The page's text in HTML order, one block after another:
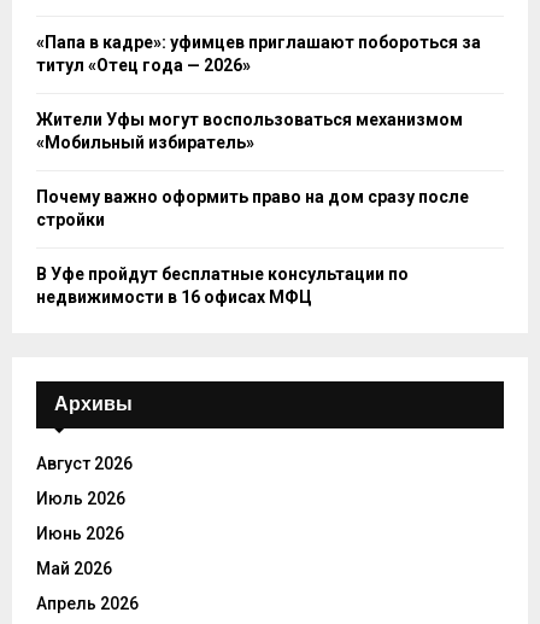
«Папа в кадре»: уфимцев приглашают побороться за
титул «Отец года — 2026»
Жители Уфы могут воспользоваться механизмом
«Мобильный избиратель»
Почему важно оформить право на дом сразу после
стройки
В Уфе пройдут бесплатные консультации по
недвижимости в 16 офисах МФЦ
Архивы
Август 2026
Июль 2026
Июнь 2026
Май 2026
Апрель 2026